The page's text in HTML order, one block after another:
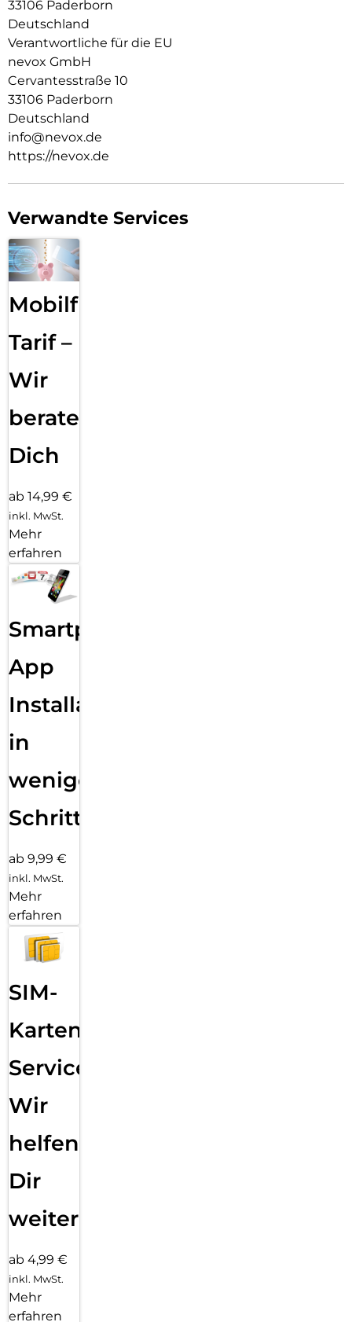
33106 Paderborn
Deutschland
Verantwortliche für die EU
nevox GmbH
Cervantesstraße 10
33106 Paderborn
Deutschland
info@nevox.de
https://nevox.de
Verwandte Services
Mobilfunk
Tarif –
Wir
beraten
Dich
ab 14,99 €
inkl. MwSt.
Mehr
erfahren
Smartphone
App
Installation
in
wenigen
Schritten
ab 9,99 €
inkl. MwSt.
Mehr
erfahren
SIM-
Karten
Service:
Wir
helfen
Dir
weiter
ab 4,99 €
inkl. MwSt.
Mehr
erfahren